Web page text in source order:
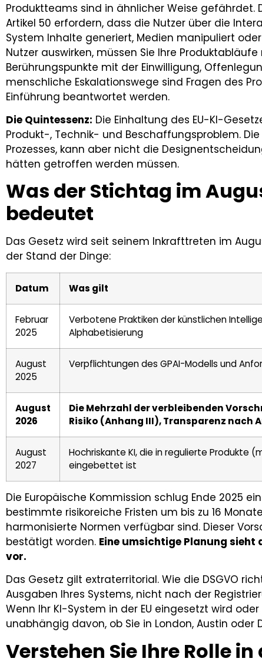
Produktteams sind in ähnlicher Weise
Artikel 50 erfordern, dass die Nutzer über die
System Inhalte generiert, Medien manipuliert
Nutzer auswirken, müssen Sie Ihre
Berührungspunkte mit der Einwilligung,
menschliche Eskalationswege sind Fragen des
Einführung beantwortet werden.
Die Quintessenz: Die Einhaltung des EU-KI-
Produkt-, Technik- und Beschaffungsproblem.
Prozesses, kann aber nicht die
hätten getroffen werden müssen.
Was der Stichtag im
bedeutet
Das Gesetz wird seit seinem Inkrafttreten im
der Stand der Dinge:
Datum Was gilt
Februar
2025
Verbotene Praktiken der künstlichen
Alphabetisierung
August
2025
Verpflichtungen des GPAI-Modells und
August
2026
Die Mehrzahl der verbleibenden
Risiko (Anhang III), Transparenz nach
August
2027
Hochriskante KI, die in regulierte Produkte
eingebettet ist
Die Europäische Kommission schlug Ende 2025
bestimmte risikoreiche Fristen um bis zu 16
harmonisierte Normen verfügbar sind. Dieser
bestätigt worden. Eine umsichtige Planung
vor.
Das Gesetz gilt extraterritorial. Wie die DSGVO
Ausgaben Ihres Systems, nicht nach der
Wenn Ihr KI-System in der EU eingesetzt wird
unabhängig davon, ob Sie in London, Austin oder
Verstehen Sie Ihre Rolle